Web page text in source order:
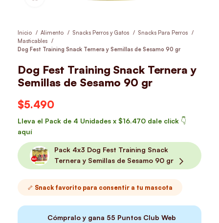
Inicio Alimento Snacks Perros y Gatos
Snacks Para Perros
Masticables
Dog Fest Training Snack Ternera y Semillas de Sesamo 90 gr
Dog Fest Training Snack Ternera y
Semillas de Sesamo 90 gr
$5.490
Lleva el Pack de 4 Unidades x $16.470 dale click 👇
aquí
Pack 4x3 Dog Fest Training Snack
Ternera y Semillas de Sesamo 90 gr
🦴 Snack favorito para consentir a tu mascota
Cómpralo y gana 55 Puntos Club Web